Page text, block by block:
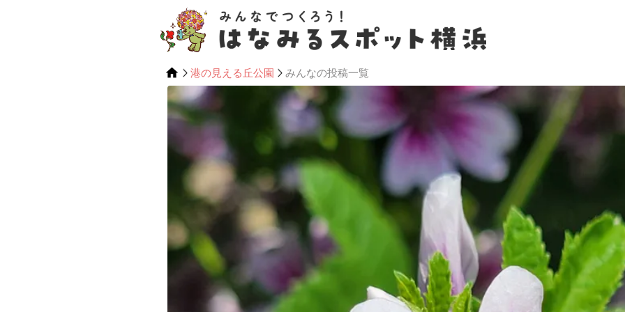
港の見える丘公園 みんなの投稿一覧